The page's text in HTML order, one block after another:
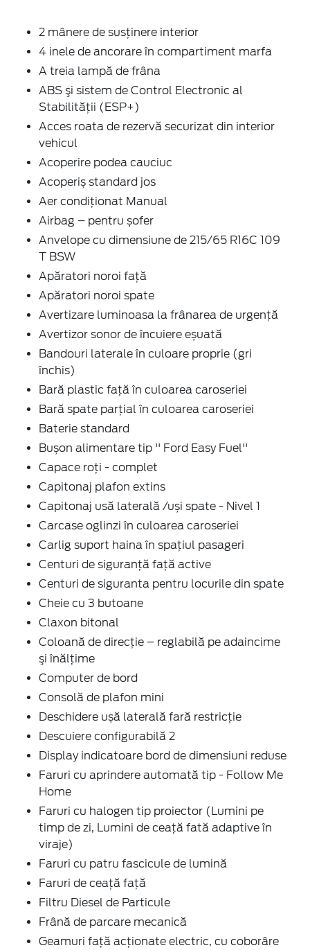
2 mânere de susţinere interior
4 inele de ancorare în compartiment marfa
A treia lampă de frâna
ABS şi sistem de Control Electronic al
Stabilității (ESP+)
Acces roata de rezervă securizat din interior
vehicul
Acoperire podea cauciuc
Acoperiș standard jos
Aer condiţionat Manual
Airbag – pentru șofer
Anvelope cu dimensiune de 215/65 R16C 109
T BSW
Apăratori noroi faţă
Apăratori noroi spate
Avertizare luminoasa la frânarea de urgenţă
Avertizor sonor de încuiere eșuată
Bandouri laterale în culoare proprie (gri
închis)
Bară plastic față în culoarea caroseriei
Bară spate parţial în culoarea caroseriei
Baterie standard
Bușon alimentare tip '' Ford Easy Fuel''
Capace roți - complet
Capitonaj plafon extins
Capitonaj usă laterală /uși spate - Nivel 1
Carcase oglinzi în culoarea caroseriei
Carlig suport haina în spaţiul pasageri
Centuri de siguranţă faţă active
Centuri de siguranta pentru locurile din spate
Cheie cu 3 butoane
Claxon bitonal
Coloană de direcție – reglabilă pe adaincime
şi înălţime
Computer de bord
Consolă de plafon mini
Deschidere ușă laterală fară restricție
Descuiere configurabilă 2
Display indicatoare bord de dimensiuni reduse
Faruri cu aprindere automată tip - Follow Me
Home
Faruri cu halogen tip proiector (Lumini pe
timp de zi, Lumini de ceață fată adaptive în
viraje)
Faruri cu patru fascicule de lumină
Faruri de ceaţă faţă
Filtru Diesel de Particule
Frână de parcare mecanică
Geamuri faţă acţionate electric, cu coborâre